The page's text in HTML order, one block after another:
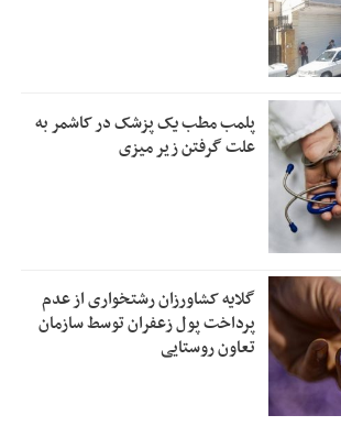
پلمب مطب یک پزشک در کاشمر به
علت گرفتن زیر میزی
گلایه کشاورزان رشتخواری از عدم
پرداخت پول زعفران توسط سازمان
تعاون روستایی